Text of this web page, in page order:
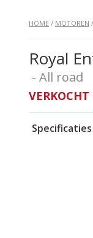
HOME / MOTOREN /
Royal
- All road
VERKOCHT
Specificaties